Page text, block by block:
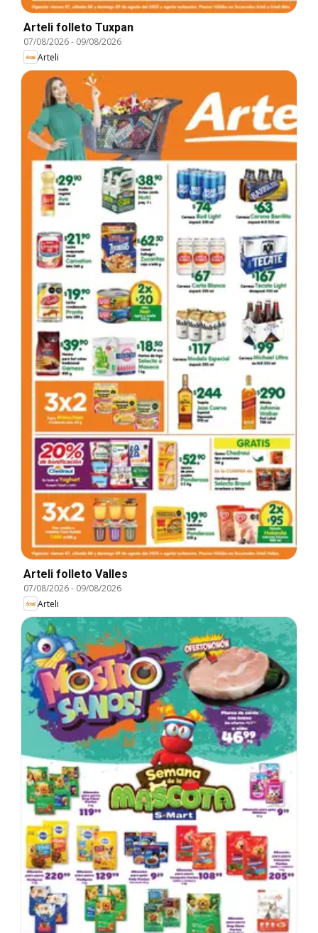
Arteli folleto Tuxpan
07/08/2026- 09/08/2026
Arteli
Arteli folleto Valles
07/08/2026- 09/08/2026
Arteli